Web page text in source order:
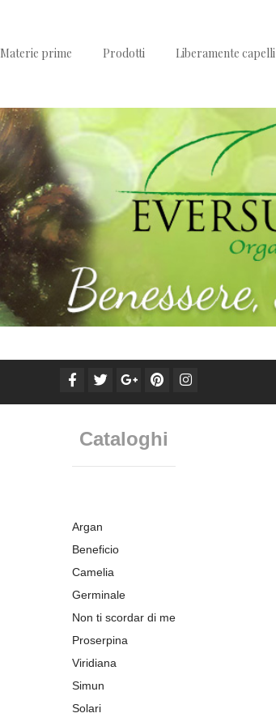
Materie prime Prodotti Liberamente capelli
Cataloghi
Argan
Beneficio
Camelia
Germinale
Non ti scordar di me
Proserpina
Viridiana
Simun
Solari